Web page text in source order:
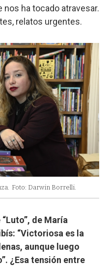
ha tocado atravesar.
relatos urgentes.
Foto: Darwin Borrelli.
de María
“Victoriosa es la
aunque luego
¿Esa tensión entre